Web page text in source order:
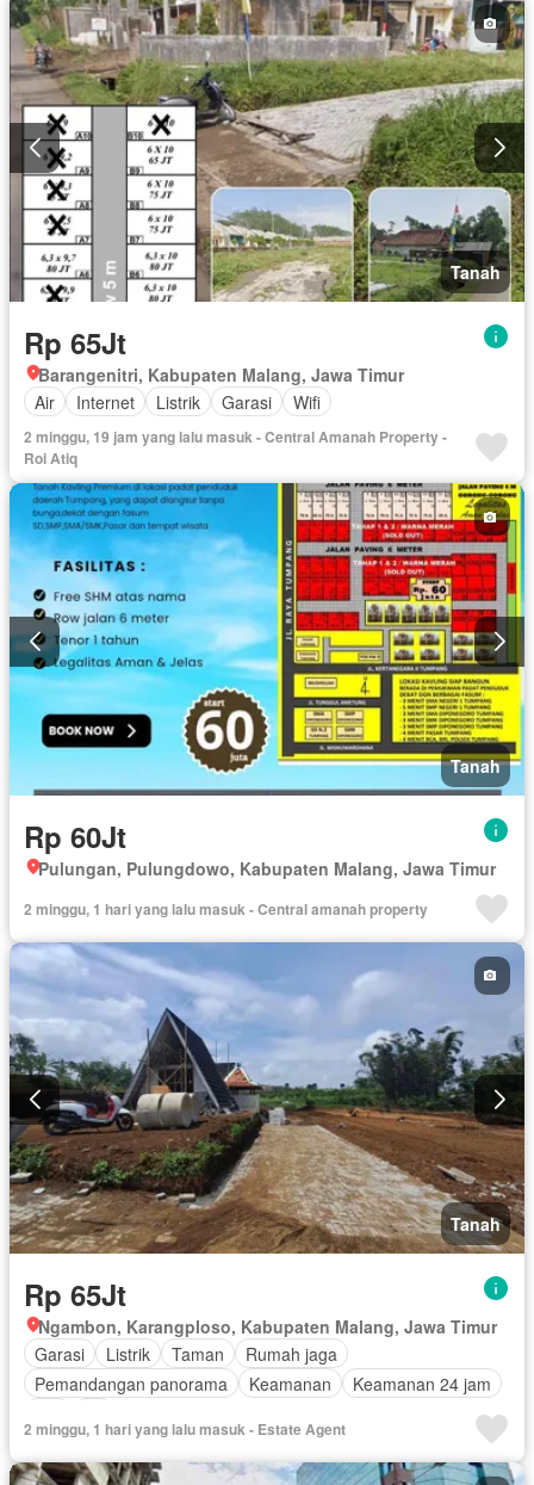
Tanah
Rp 65Jt
Barangenitri, Kabupaten Malang, Jawa Timur
Air
Internet Listrik Garasi Wifi
2 minggu, 19 jam yang lalu masuk - Central Amanah Property -
Roi Atiq
Tanah
Rp 60Jt
Pulungan, Pulungdowo, Kabupaten Malang, Jawa Timur
2 minggu, 1 hari yang lalu masuk - Central amanah property
Tanah
Rp 65Jt
Ngambon, Karangploso, Kabupaten Malang, Jawa Timur
Garasi
Listrik Taman
Rumah jaga
Pemandangan panorama
Keamanan
Keamanan 24 jam
2 minggu, 1 hari yang lalu masuk - Estate Agent